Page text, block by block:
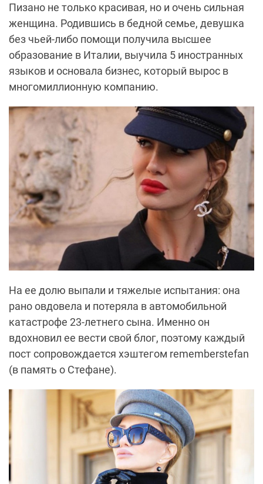
Пизано не только красивая, но и очень сильная
женщина. Родившись в бедной семье, девушка
без чьей-либо помощи получила высшее
образование в Италии, выучила 5 иностранных
языков и основала бизнес, который вырос в
многомиллионную компанию.
На ее долю выпали и тяжелые испытания: она
рано овдовела и потеряла в автомобильной
катастрофе 23-летнего сына. Именно он
вдохновил ее вести свой блог, поэтому каждый
пост сопровождается хэштегом rememberstefan
(в память о Стефане).